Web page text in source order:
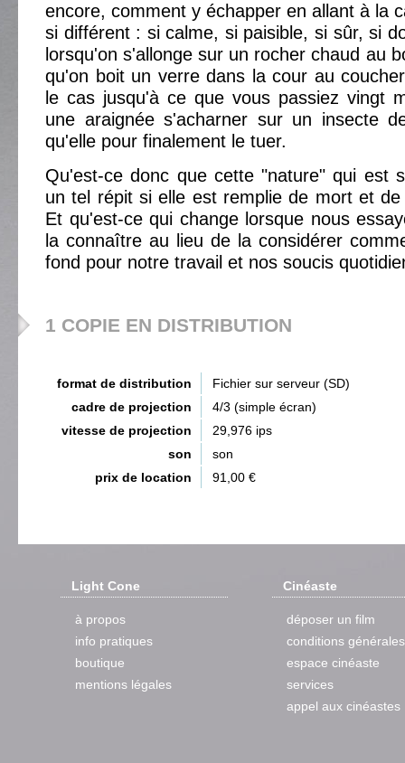
encore, comment y échapper en allant à la
si différent : si calme, si paisible, si sûr, si
lorsqu'on s'allonge sur un rocher chaud au
qu'on boit un verre dans la cour au
le cas jusqu'à ce que vous passiez vingt
une araignée s'acharner sur un insecte
qu'elle pour finalement le tuer.
Qu'est-ce donc que cette "nature" qui est
un tel répit si elle est remplie de mort et
Et qu'est-ce qui change lorsque nous
la connaître au lieu de la considérer
fond pour notre travail et nos soucis
1 COPIE EN DISTRIBUTION
format de distribution
Fichier sur serveur (SD)
cadre de projection
4/3 (simple écran)
vitesse de projection
29,976 ips
son
son
prix de location
91,00 €
Light Cone
à propos
info pratiques
boutique
mentions légales
Cinéaste
déposer un film
conditions générales
espace cinéaste
services
appel aux cinéastes